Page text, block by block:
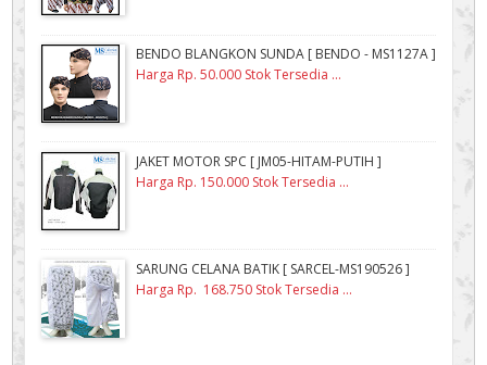
BENDO BLANGKON SUNDA [ BENDO - MS1127A ]
Harga Rp. 50.000 Stok Tersedia ...
JAKET MOTOR SPC [ JM05-HITAM-PUTIH ]
Harga Rp. 150.000 Stok Tersedia ...
SARUNG CELANA BATIK [ SARCEL-MS190526 ]
Harga Rp. 168.750 Stok Tersedia ...